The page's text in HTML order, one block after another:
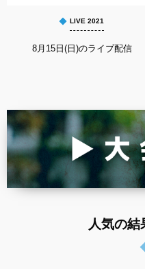
LIVE 2021
8月15日(日)のライブ配信
人気の結